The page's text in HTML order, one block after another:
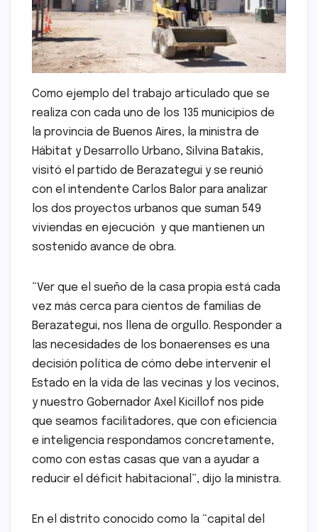
Como ejemplo del trabajo articulado que se
realiza con cada uno de los 135 municipios de
la provincia de Buenos Aires, la ministra de
Hábitat y Desarrollo Urbano, Silvina Batakis,
visitó el partido de Berazategui y se reunió
con el intendente Carlos Balor para analizar
los dos proyectos urbanos que suman 549
viviendas en ejecución y que mantienen un
sostenido avance de obra.
“Ver que el sueño de la casa propia está cada
vez más cerca para cientos de familias de
Berazategui, nos llena de orgullo. Responder a
las necesidades de los bonaerenses es una
decisión política de cómo debe intervenir el
Estado en la vida de las vecinas y los vecinos,
y nuestro Gobernador Axel Kicillof nos pide
que seamos facilitadores, que con eficiencia
e inteligencia respondamos concretamente,
como con estas casas que van a ayudar a
reducir el déficit habitacional”, dijo la ministra.
En el distrito conocido como la “capital del